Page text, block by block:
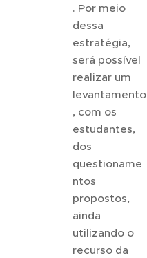
. Por meio
dessa
estratégia,
será possível
realizar um
levantamento
, com os
estudantes,
dos
questioname
ntos
propostos,
ainda
utilizando o
recurso da